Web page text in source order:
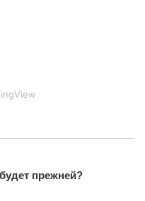
прежней?